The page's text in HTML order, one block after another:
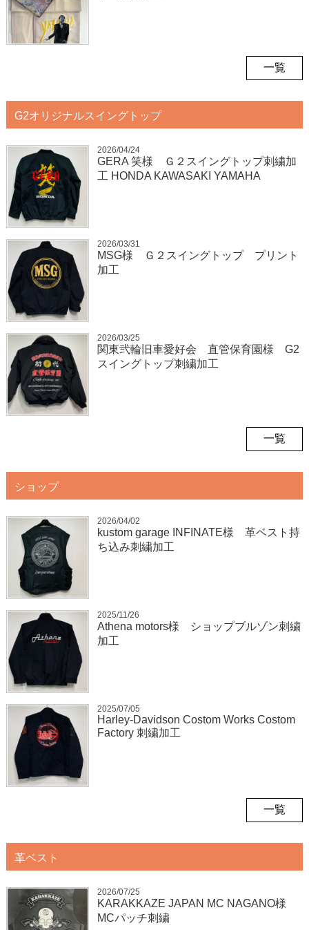
一覧
G2オリジナルスイングトップ
2026/04/24
GERA 笑様 Ｇ２スイングトップ刺繍加
工 HONDA KAWASAKI YAMAHA
2026/03/31
MSG様 Ｇ２スイングトップ プリント
加工
2026/03/25
関東弐輪旧車愛好会 直管保育園様 G2
スイングトップ刺繍加工
一覧
ショップ
2026/04/02
kustom garage INFINATE様 革ベスト持
ち込み刺繍加工
2025/11/26
Athena motors様 ショップブルゾン刺繍
加工
2025/07/05
Harley-Davidson Costom Works Costom
Factory 刺繍加工
一覧
革ベスト
2026/07/25
KARAKKAZE JAPAN MC NAGANO様
MCパッチ刺繍